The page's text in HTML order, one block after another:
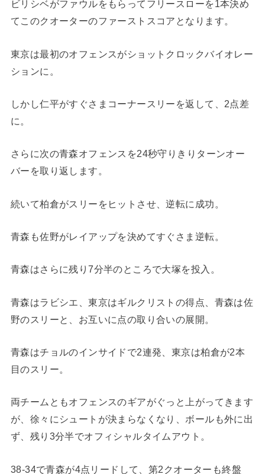
ビリシベがファウルをもらってフリースローを1本決め
てこのクオーターのファーストスコアとなります。
東京は最初のオフェンスがショットクロックバイオレー
ションに。
しかし仁平がすぐさまコーナースリーを返して、2点差
に。
さらに次の青森オフェンスを24秒守りきりターンオー
バーを取り返します。
続いて柏倉がスリーをヒットさせ、逆転に成功。
青森も佐野がレイアップを決めてすぐさま逆転。
青森はさらに残り7分半のところで大塚を投入。
青森はラビシエ、東京はギルクリストの得点、青森は佐
野のスリーと、お互いに点の取り合いの展開。
青森はチョルのインサイドで2連発、東京は柏倉が2本
目のスリー。
両チームともオフェンスのギアがぐっと上がってきます
が、徐々にシュートが決まらなくなり、ボールも外に出
ず、残り3分半でオフィシャルタイムアウト。
38-34で青森が4点リードして、第2クオーターも終盤